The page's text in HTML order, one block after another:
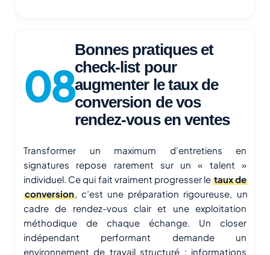
Bonnes pratiques et
check-list pour
augmenter le taux de
conversion de vos
rendez-vous en ventes
Transformer un maximum d’entretiens en
signatures repose rarement sur un « talent »
individuel. Ce qui fait vraiment progresser letaux de
conversion , c’est une préparation rigoureuse, un
cadre de rendez-vous clair et une exploitation
méthodique de chaque échange. Un closer
indépendant performant demande un
environnement de travail structuré : informations